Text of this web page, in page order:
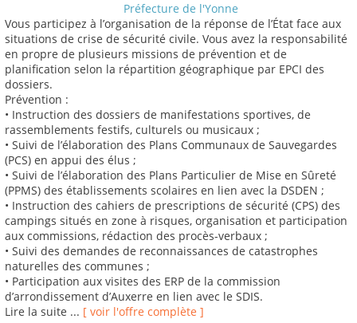
Préfecture de l'Yonne
Vous participez à l’organisation de la réponse de l’État face aux
situations de crise de sécurité civile. Vous avez la responsabilité
en propre de plusieurs missions de prévention et de
planification selon la répartition géographique par EPCI des
dossiers.
Prévention :
• Instruction des dossiers de manifestations sportives, de
rassemblements festifs, culturels ou musicaux ;
• Suivi de l’élaboration des Plans Communaux de Sauvegardes
(PCS) en appui des élus ;
• Suivi de l’élaboration des Plans Particulier de Mise en Sûreté
(PPMS) des établissements scolaires en lien avec la DSDEN ;
• Instruction des cahiers de prescriptions de sécurité (CPS) des
campings situés en zone à risques, organisation et participation
aux commissions, rédaction des procès-verbaux ;
• Suivi des demandes de reconnaissances de catastrophes
naturelles des communes ;
• Participation aux visites des ERP de la commission
d’arrondissement d’Auxerre en lien avec le SDIS.
Lire la suite ... [ voir l'offre complète ]